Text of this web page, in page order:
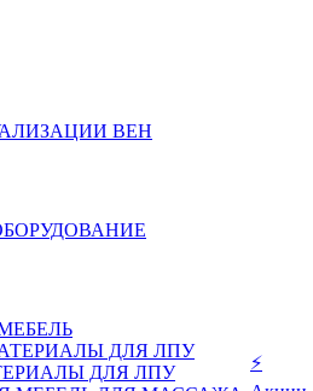
ВЕН
ДЛЯ ЛПУ
⚡